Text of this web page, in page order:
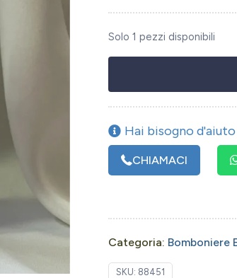
Solo 1 pezzi disponibili
Hai bisogno
CHIAMACI
Categoria: Bomboniere
SKU: 88451